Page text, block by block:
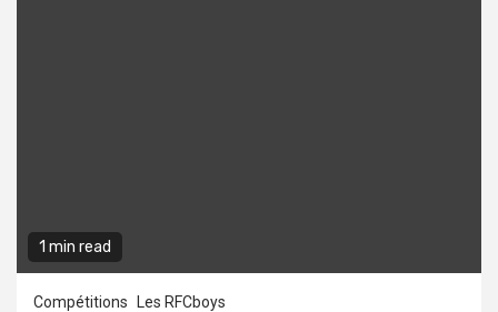
1 min read
Compétitions Les RFCboys